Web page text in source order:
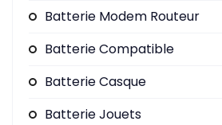
Batterie Modem Routeur
Batterie Compatible
Batterie Casque
Batterie Jouets